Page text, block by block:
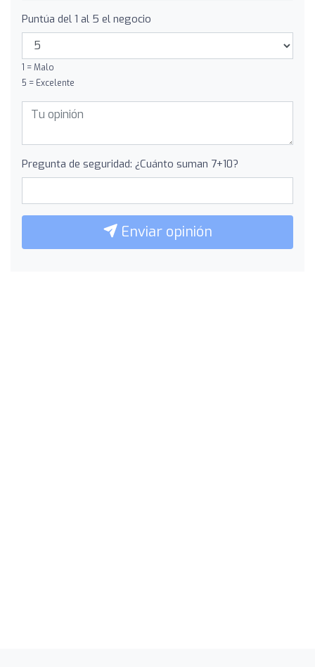
Puntúa del 1 al 5 el negocio
1 = Malo
5 = Excelente
Pregunta de seguridad: ¿Cuánto suman 7+10?
Enviar opinión